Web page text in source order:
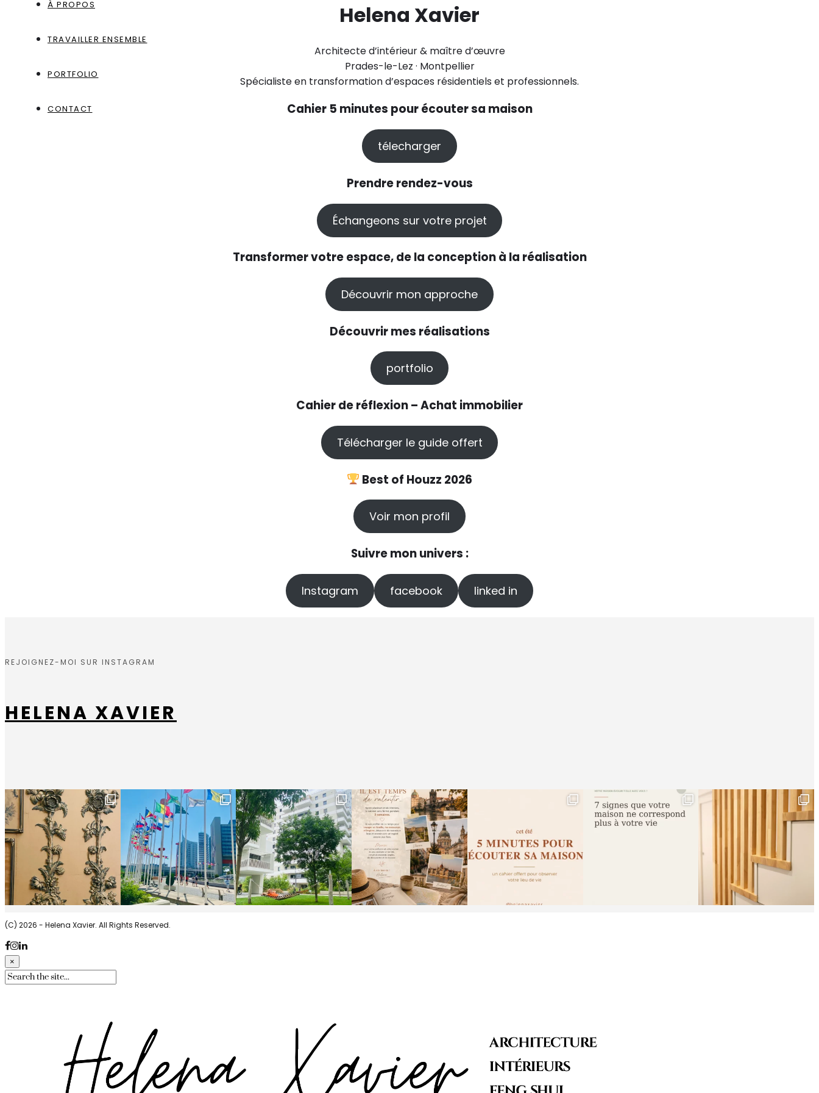
À PROPOS
TRAVAILLER ENSEMBLE
PORTFOLIO
CONTACT
Helena Xavier
Architecte d’intérieur & maître d’œuvre
Prades-le-Lez · Montpellier
Spécialiste en transformation d’espaces résidentiels et professionnels.
Cahier 5 minutes pour écouter sa maison
télecharger
Prendre rendez-vous
Échangeons sur votre projet
Transformer votre espace, de la conception à la réalisation
Découvrir mon approche
Découvrir mes réalisations
portfolio
Cahier de réflexion – Achat immobilier
Télécharger le guide offert
Best of Houzz 2026
Voir mon profil
Suivre mon univers :
Instagram facebook linked in
REJOIGNEZ-MOI SUR INSTAGRAM
HELENA XAVIER
(C) 2026 - Helena Xavier. All Rights Reserved.
×